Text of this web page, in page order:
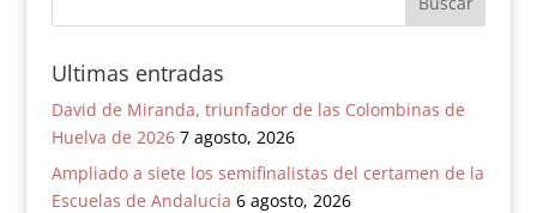
Ultimas entradas
David de Miranda, triunfador de las Colombinas de
Huelva de 2026 7 agosto, 2026
Ampliado a siete los semifinalistas del certamen de la
Escuelas de Andalucía 6 agosto, 2026